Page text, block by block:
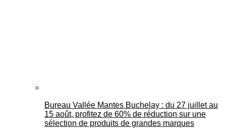
Bureau Vallée Mantes Buchelay : du 27 juillet au
15 août, profitez de 60% de réduction sur une
sélection de produits de grandes marques